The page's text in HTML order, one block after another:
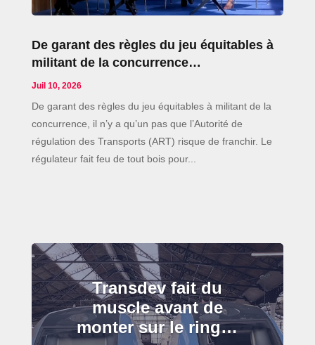
De garant des règles du jeu équitables à
militant de la concurrence…
Juil 10, 2026
De garant des règles du jeu équitables à militant de la
concurrence, il n’y a qu’un pas que l’Autorité de
régulation des Transports (ART) risque de franchir. Le
régulateur fait feu de tout bois pour...
Transdev fait du
muscle avant de
monter sur le ring…